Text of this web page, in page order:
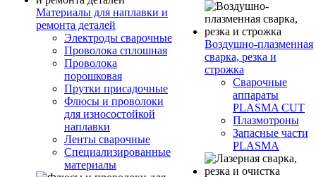
Материалы для наплавки и
ремонта деталей
Электроды сварочные
Проволока сплошная
Проволока
порошковая
Прутки присадочные
Флюсы и проволоки
для износостойкой
наплавки
Ленты сварочные
Специализированные
материалы
Воздушно-плазменная
сварка, резка и
строжка
Сварочные
аппараты
PLASMA CUT
Плазмотроны
Запасные части
PLASMA